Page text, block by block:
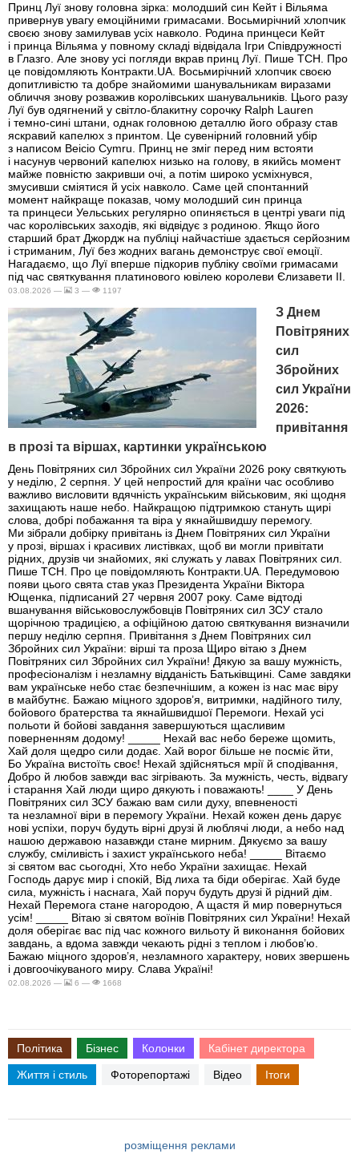
Принц Луї знову головна зірка: молодший син Кейт і Вільяма
привернув увагу емоційними гримасами. Восьмирічний хлопчик
своєю знову замилував усіх навколо. Родина принцеси Кейт
і принца Вільяма у повному складі відвідала Ігри Співдружності
в Глазго. Але знову усі погляди вкрав принц Луї. Пише ТСН. Про
це повідомляють Контракти.UA. Восьмирічний хлопчик своєю
допитливістю та добре знайомими шанувальникам виразами
обличчя знову розважив королівських шанувальників. Цього разу
Луї був одягнений у світло-блакитну сорочку Ralph Lauren
і темно-сині штани, однак головною деталлю його образу став
яскравий капелюх з принтом. Це сувенірний головний убір
з написом Beicio Cymru. Принц не зміг перед ним встояти
і насунув червоний капелюх низько на голову, в якийсь момент
майже повністю закривши очі, а потім широко усміхнувся,
змусивши сміятися й усіх навколо. Саме цей спонтанний
момент найкраще показав, чому молодший син принца
та принцеси Уельських регулярно опиняється в центрі уваги під
час королівських заходів, які відвідує з родиною. Якщо його
старший брат Джордж на публіці найчастіше здається серйозним
і стриманим, Луї без жодних вагань демонструє свої емоції.
Нагадаємо, що Луї вперше підкорив публіку своїми гримасами
під час святкування платинового ювілею королеви Єлизавети II.
03.08.2026 — 3 — 1197
З Днем
Повітряних
сил
Збройних
сил України
2026:
привітання
в прозі та віршах, картинки українською
День Повітряних сил Збройних сил України 2026 року святкують
у неділю, 2 серпня. У цей непростий для країни час особливо
важливо висловити вдячність українським військовим, які щодня
захищають наше небо. Найкращою підтримкою стануть щирі
слова, добрі побажання та віра у якнайшвидшу перемогу.
Ми зібрали добірку привітань із Днем Повітряних сил України
у прозі, віршах і красивих листівках, щоб ви могли привітати
рідних, друзів чи знайомих, які служать у лавах Повітряних сил.
Пише ТСН. Про це повідомляють Контракти.UA. Передумовою
появи цього свята став указ Президента України Віктора
Ющенка, підписаний 27 червня 2007 року. Саме відтоді
вшанування військовослужбовців Повітряних сил ЗСУ стало
щорічною традицією, а офіційною датою святкування визначили
першу неділю серпня. Привітання з Днем Повітряних сил
Збройних сил України: вірші та проза Щиро вітаю з Днем
Повітряних сил Збройних сил України! Дякую за вашу мужність,
професіоналізм і незламну відданість Батьківщині. Саме завдяки
вам українське небо стає безпечнішим, а кожен із нас має віру
в майбутнє. Бажаю міцного здоров’я, витримки, надійного тилу,
бойового братерства та якнайшвидшої Перемоги. Нехай усі
польоти й бойові завдання завершуються щасливим
поверненням додому! _____ Нехай вас небо береже щомить,
Хай доля щедро сили додає. Хай ворог більше не посміє йти,
Бо Україна вистоїть своє! Нехай здійсняться мрії й сподівання,
Добро й любов завжди вас зігрівають. За мужність, честь, відвагу
і старання Хай люди щиро дякують і поважають! ____ У День
Повітряних сил ЗСУ бажаю вам сили духу, впевненості
та незламної віри в перемогу України. Нехай кожен день дарує
нові успіхи, поруч будуть вірні друзі й люблячі люди, а небо над
нашою державою назавжди стане мирним. Дякуємо за вашу
службу, сміливість і захист українського неба! _____ Вітаємо
зі святом вас сьогодні, Хто небо України захищає. Нехай
Господь дарує мир і спокій, Від лиха та біди оберігає. Хай буде
сила, мужність і наснага, Хай поруч будуть друзі й рідний дім.
Нехай Перемога стане нагородою, А щастя й мир повернуться
усім! _____ Вітаю зі святом воїнів Повітряних сил України! Нехай
доля оберігає вас під час кожного вильоту й виконання бойових
завдань, а вдома завжди чекають рідні з теплом і любов’ю.
Бажаю міцного здоров’я, незламного характеру, нових звершень
і довгоочікуваного миру. Слава Україні!
02.08.2026 — 6 — 1668
Політика Бізнес Колонки Кабінет директора
Життя і стиль Фоторепортажі Відео Ітоги
розміщення реклами